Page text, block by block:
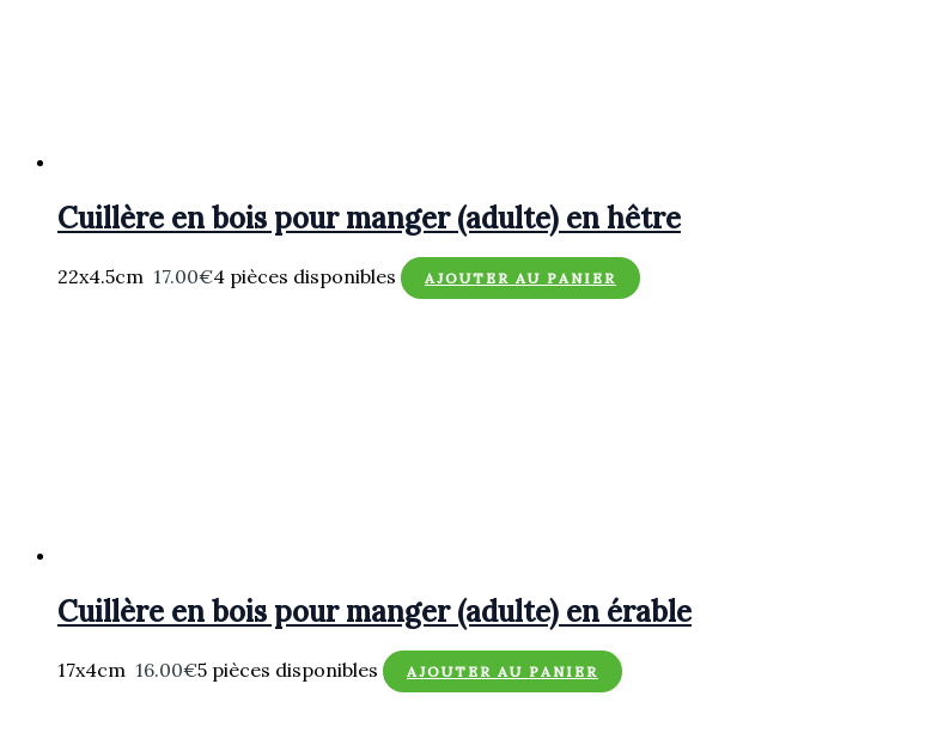
Cuillère en bois pour manger (adulte) en hêtre
22x4.5cm 17.00€4 pièces disponibles AJOUTER AU PANIER
Cuillère en bois pour manger (adulte) en érable
17x4cm 16.00€5 pièces disponibles AJOUTER AU PANIER